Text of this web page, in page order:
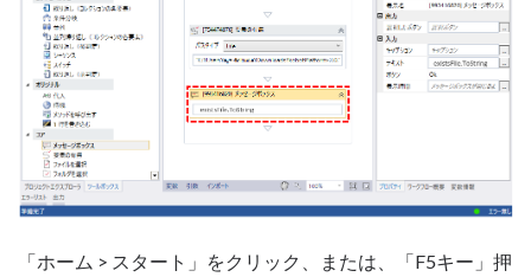
「ホーム > スタート」をクリック、または、「F5キー」押